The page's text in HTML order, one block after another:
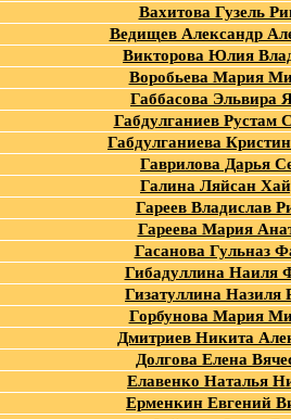
Вахитова Гузель
Ведищев Александр
Викторова Юлия
Воробьева Мария
Габбасова Эльвира
Габдулганиев Рустам
Габдулганиева
Гаврилова Дарья
Галина Ляйсан
Гареев Владислав
Гареева Мария
Гасанова Гульназ
Гибадуллина Наиля
Гизатуллина Назиля
Горбунова Мария
Дмитриев Никита
Долгова Елена
Елавенко Наталья
Ерменкин Евгений